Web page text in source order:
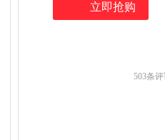
503条
立即抢购